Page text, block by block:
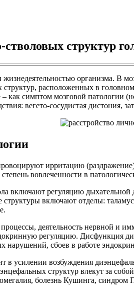
структур
жизнедеятельностью организма. В
расположенных в
– как симптом мозговой
вегето-сосудистая
ирритацию
вовлеченности в
включают регуляцию дыхательной
включают отделы: таламус,
деятельность нервной и
регуляцию. Дисфункция
нарушений, сбоев в работе
в усилении возбуждения
структур влекут за
болезнь Кушинга,